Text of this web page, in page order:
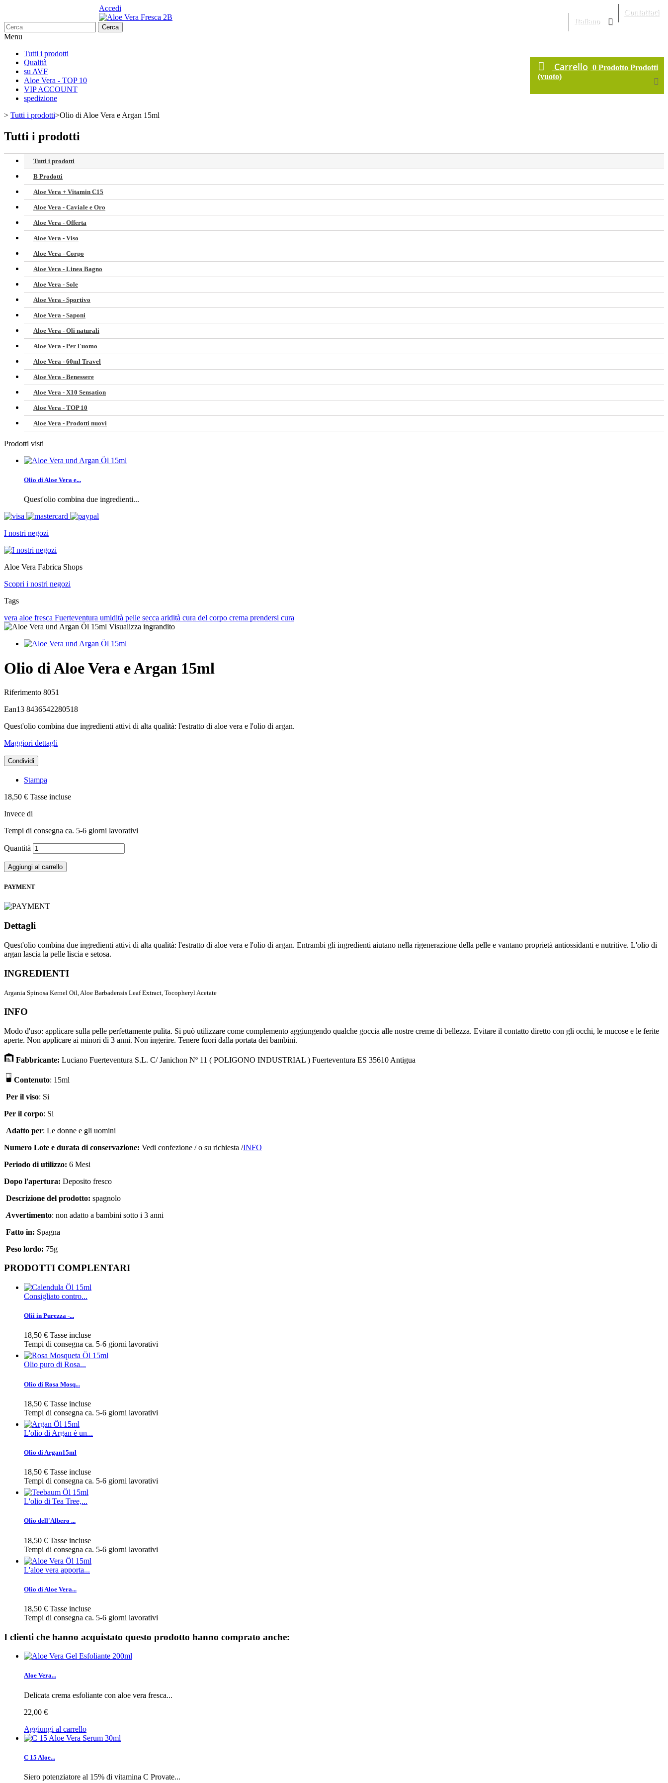
Contattaci
Accedi
Italiano
Cerca
Carrello 0 Prodotto Prodotti
(vuoto)
Menu
Tutti i prodotti
Qualità
su AVF
Aloe Vera - TOP 10
VIP ACCOUNT
spedizione
> Tutti i prodotti>Olio di Aloe Vera e Argan 15ml
Tutti i prodotti
Tutti i prodotti
B Prodotti
Aloe Vera + Vitamin C15
Aloe Vera - Caviale e Oro
Aloe Vera - Offerta
Aloe Vera - Viso
Aloe Vera - Corpo
Aloe Vera - Linea Bagno
Aloe Vera - Sole
Aloe Vera - Sportivo
Aloe Vera - Saponi
Aloe Vera - Oli naturali
Aloe Vera - Per l'uomo
Aloe Vera - 60ml Travel
Aloe Vera - Benessere
Aloe Vera - X10 Sensation
Aloe Vera - TOP 10
Aloe Vera - Prodotti nuovi
Prodotti visti
Olio di Aloe Vera e...
Quest'olio combina due ingredienti...
I nostri negozi
Aloe Vera Fabrica Shops
Scopri i nostri negozi
Tags
vera aloe fresca Fuerteventura umidità pelle secca aridità cura del corpo crema prendersi cura
Visualizza ingrandito
Olio di Aloe Vera e Argan 15ml
Riferimento 8051
Ean13 8436542280518
Quest'olio combina due ingredienti attivi di alta qualità: l'estratto di aloe vera e l'olio di argan.
Maggiori dettagli
Condividi
Stampa
18,50 € Tasse incluse
Invece di
Tempi di consegna ca. 5-6 giorni lavorativi
Quantità
Aggiungi al carrello
PAYMENT
Dettagli
Quest'olio combina due ingredienti attivi di alta qualità: l'estratto di aloe vera e l'olio di argan. Entrambi gli ingredienti aiutano nella rigenerazione della pelle e vantano proprietà antiossidanti e nutritive. L'olio di
argan lascia la pelle liscia e setosa.
INGREDIENTI
Argania Spinosa Kernel Oil, Aloe Barbadensis Leaf Extract, Tocopheryl Acetate
INFO
Modo d'uso: applicare sulla pelle perfettamente pulita. Si può utilizzare come complemento aggiungendo qualche goccia alle nostre creme di bellezza. Evitare il contatto diretto con gli occhi, le mucose e le ferite
aperte. Non applicare ai minori di 3 anni. Non ingerire. Tenere fuori dalla portata dei bambini.
Fabbricante: Luciano Fuerteventura S.L. C/ Janichon Nº 11 ( POLIGONO INDUSTRIAL ) Fuerteventura ES 35610 Antigua
Contenuto: 15ml
Per il viso: Si
Per il corpo: Si
Adatto per: Le donne e gli uomini
Numero Lote e durata di conservazione: Vedi confezione /o su richiesta /INFO
Periodo di utilizzo: 6 Mesi
Dopo l'apertura: Deposito fresco
Descrizione del prodotto: spagnolo
Avvertimento: non adatto a bambini sotto i 3 anni
Fatto in: Spagna
Peso lordo: 75g
PRODOTTI COMPLENTARI
Consigliato contro...
Olii in Purezza -...
18,50 € Tasse incluse
Tempi di consegna ca. 5-6 giorni lavorativi
Olio puro di Rosa...
Olio di Rosa Mosq...
18,50 € Tasse incluse
Tempi di consegna ca. 5-6 giorni lavorativi
L'olio di Argan è un...
Olio di Argan15ml
18,50 € Tasse incluse
Tempi di consegna ca. 5-6 giorni lavorativi
L'olio di Tea Tree,...
Olio dell'Albero ...
18,50 € Tasse incluse
Tempi di consegna ca. 5-6 giorni lavorativi
L'aloe vera apporta...
Olio di Aloe Vera...
18,50 € Tasse incluse
Tempi di consegna ca. 5-6 giorni lavorativi
I clienti che hanno acquistato questo prodotto hanno comprato anche:
Aloe Vera...
Delicata crema esfoliante con aloe vera fresca...
22,00 €
Aggiungi al carrello
C 15 Aloe...
Siero potenziatore al 15% di vitamina C Provate...